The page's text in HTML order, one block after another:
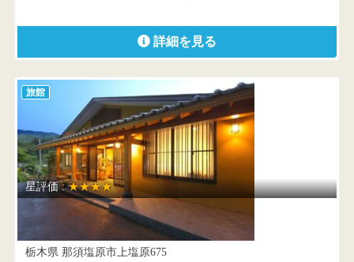
詳細を見る
旅館
星評価 :★★★★
四季味亭ふじや
栃木県 那須塩原市上塩原675